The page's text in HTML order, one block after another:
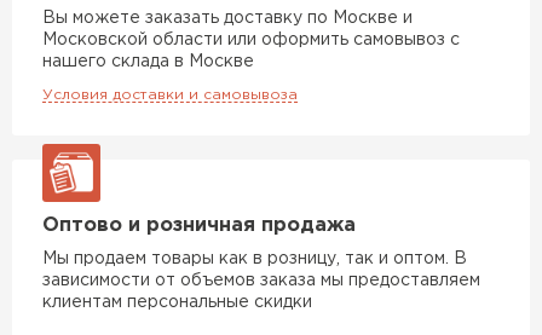
Вы можете заказать доставку по Москве и
Московской области или оформить самовывоз с
нашего склада в Москве
Условия доставки и самовывоза
Оптово и розничная продажа
Мы продаем товары как в розницу, так и оптом. В
зависимости от объемов заказа мы предоставляем
клиентам персональные скидки